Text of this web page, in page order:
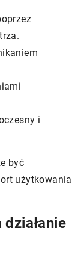
i
być
użytkowania
działanie